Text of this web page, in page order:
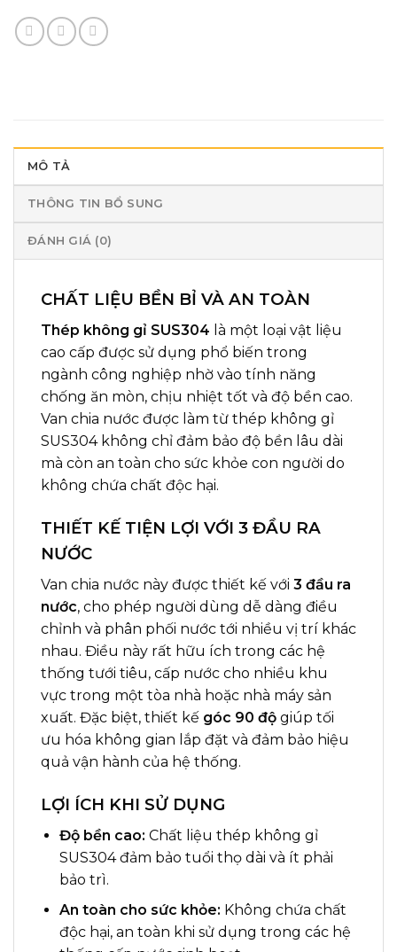
MÔ TẢ
THÔNG TIN BỔ SUNG
ĐÁNH GIÁ (0)
CHẤT LIỆU BỀN BỈ VÀ AN TOÀN
Thép không gỉ SUS304 là một loại vật liệu
cao cấp được sử dụng phổ biến trong
ngành công nghiệp nhờ vào tính năng
chống ăn mòn, chịu nhiệt tốt và độ bền cao.
Van chia nước được làm từ thép không gỉ
SUS304 không chỉ đảm bảo độ bền lâu dài
mà còn an toàn cho sức khỏe con người do
không chứa chất độc hại.
THIẾT KẾ TIỆN LỢI VỚI 3 ĐẦU RA
NƯỚC
Van chia nước này được thiết kế với 3 đầu ra
nước, cho phép người dùng dễ dàng điều
chỉnh và phân phối nước tới nhiều vị trí khác
nhau. Điều này rất hữu ích trong các hệ
thống tưới tiêu, cấp nước cho nhiều khu
vực trong một tòa nhà hoặc nhà máy sản
xuất. Đặc biệt, thiết kế góc 90 độ giúp tối
ưu hóa không gian lắp đặt và đảm bảo hiệu
quả vận hành của hệ thống.
LỢI ÍCH KHI SỬ DỤNG
Độ bền cao: Chất liệu thép không gỉ
SUS304 đảm bảo tuổi thọ dài và ít phải
bảo trì.
An toàn cho sức khỏe: Không chứa chất
độc hại, an toàn khi sử dụng trong các hệ